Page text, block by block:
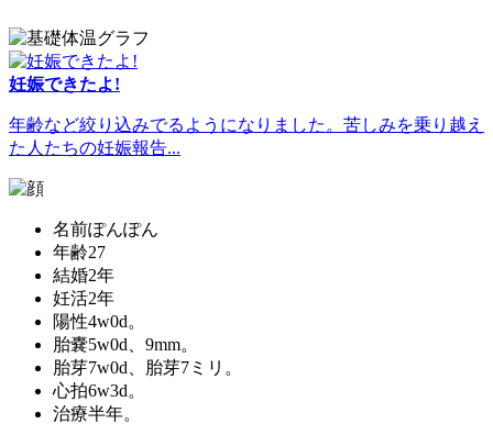
妊娠できたよ!
年齢など絞り込みでるようになりました。苦しみを乗り越え
た人たちの妊娠報告...
名前ぽんぽん
年齢27
結婚2年
妊活2年
陽性4w0d。
胎嚢5w0d、9mm。
胎芽7w0d、胎芽7ミリ。
心拍6w3d。
治療半年。